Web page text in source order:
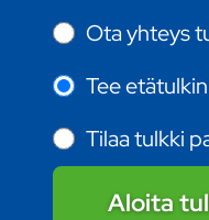
Ota yhteys
Tee
Tilaa tulkki
Aloita